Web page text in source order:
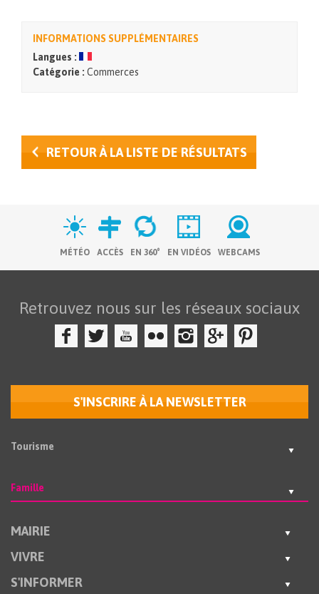
INFORMATIONS SUPPLÉMENTAIRES
Langues :
Catégorie : Commerces
RETOUR À LA LISTE DE RÉSULTATS
MÉTÉO ACCÈS EN 360° EN VIDÉOS WEBCAMS
Retrouvez nous sur les réseaux sociaux
S'INSCRIRE À LA NEWSLETTER
Tourisme
Famille
MAIRIE
VIVRE
S'INFORMER